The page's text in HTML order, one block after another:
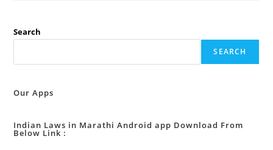
:
Search
SEARCH
Our Apps
Indian Laws in Marathi Android app Download From
Below Link :